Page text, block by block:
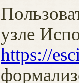
узле
https://